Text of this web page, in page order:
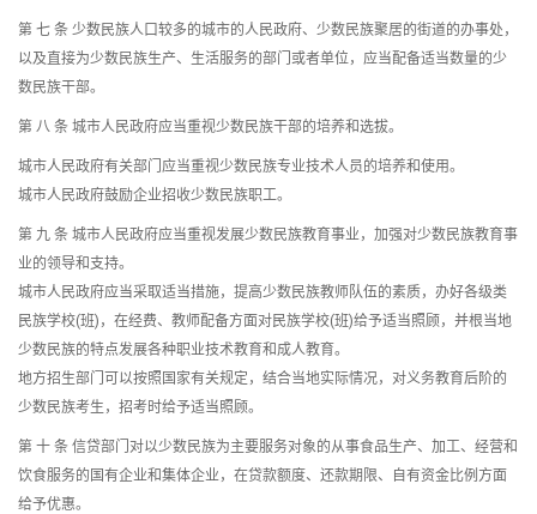
第 七 条 少数民族人口较多的城市的人民政府、少数民族聚居的街道的办事处，
以及直接为少数民族生产、生活服务的部门或者单位，应当配备适当数量的少
数民族干部。
第 八 条 城市人民政府应当重视少数民族干部的培养和选拔。
城市人民政府有关部门应当重视少数民族专业技术人员的培养和使用。
城市人民政府鼓励企业招收少数民族职工。
第 九 条 城市人民政府应当重视发展少数民族教育事业，加强对少数民族教育事
业的领导和支持。
城市人民政府应当采取适当措施，提高少数民族教师队伍的素质，办好各级类
民族学校(班)，在经费、教师配备方面对民族学校(班)给予适当照顾，并根当地
少数民族的特点发展各种职业技术教育和成人教育。
地方招生部门可以按照国家有关规定，结合当地实际情况，对义务教育后阶的
少数民族考生，招考时给予适当照顾。
第 十 条 信贷部门对以少数民族为主要服务对象的从事食品生产、加工、经营和
饮食服务的国有企业和集体企业，在贷款额度、还款期限、自有资金比例方面
给予优惠。